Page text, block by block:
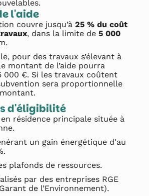
l'aide
couvre jusqu’à 25 % du coût
, dans la limite de 5 000
pour des travaux s’élevant à
montant de l’aide pourra
000 €. Si les travaux coûtent
sera proportionnelle
d'éligibilité
résidence principale située à
un gain énergétique d'au
plafonds de ressources.
par des entreprises RGE
de l’Environnement).